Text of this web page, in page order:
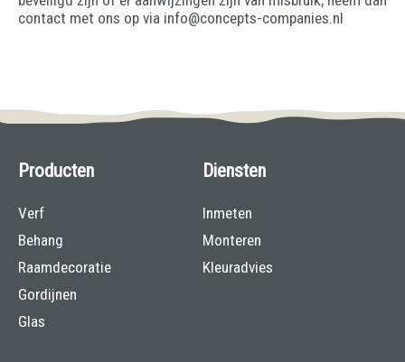
contact met ons op via info@concepts-companies.nl
Producten
Verf
Behang
Raamdecoratie
Gordijnen
Glas
Diensten
Inmeten
Monteren
Kleuradvies